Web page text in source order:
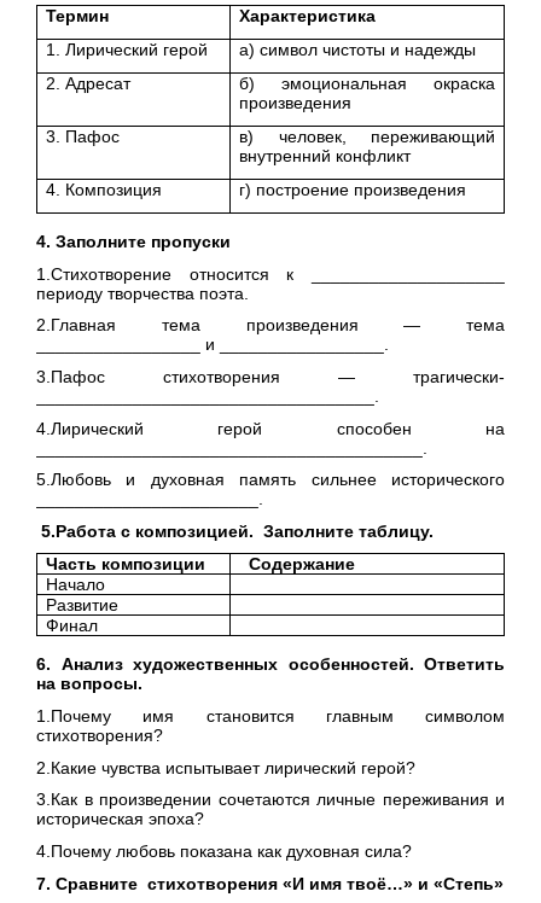
Термин
Характеристика
1. Лирический герой
а) символ чистоты и надежды
2. Адресат
б) эмоциональная окраска
произведения
3. Пафос
в) человек, переживающий
внутренний конфликт
4. Композиция
г) построение произведения
4. Заполните пропуски
1.Стихотворение относится к ____________________
периоду творчества поэта.
2.Главная тема произведения — тема
_________________ и _________________.
3.Пафос стихотворения — трагически-
4.Лирический герой способен на
5.Любовь и духовная память сильнее исторического
5.Работа с композицией. Заполните таблицу.
Часть композиции
Содержание
Начало
Развитие
Финал
6. Анализ художественных особенностей. Ответить
на вопросы.
1.Почему имя становится главным символом
стихотворения?
2.Какие чувства испытывает лирический герой?
3.Как в произведении сочетаются личные переживания и
историческая эпоха?
4.Почему любовь показана как духовная сила?
7. Сравните стихотворения «И имя твоё…» и «Степь»